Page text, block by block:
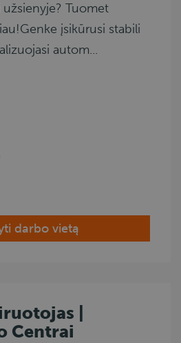
Tuomet
įsikūrusi stabili
autom...
darbo vietą
|
Centrai